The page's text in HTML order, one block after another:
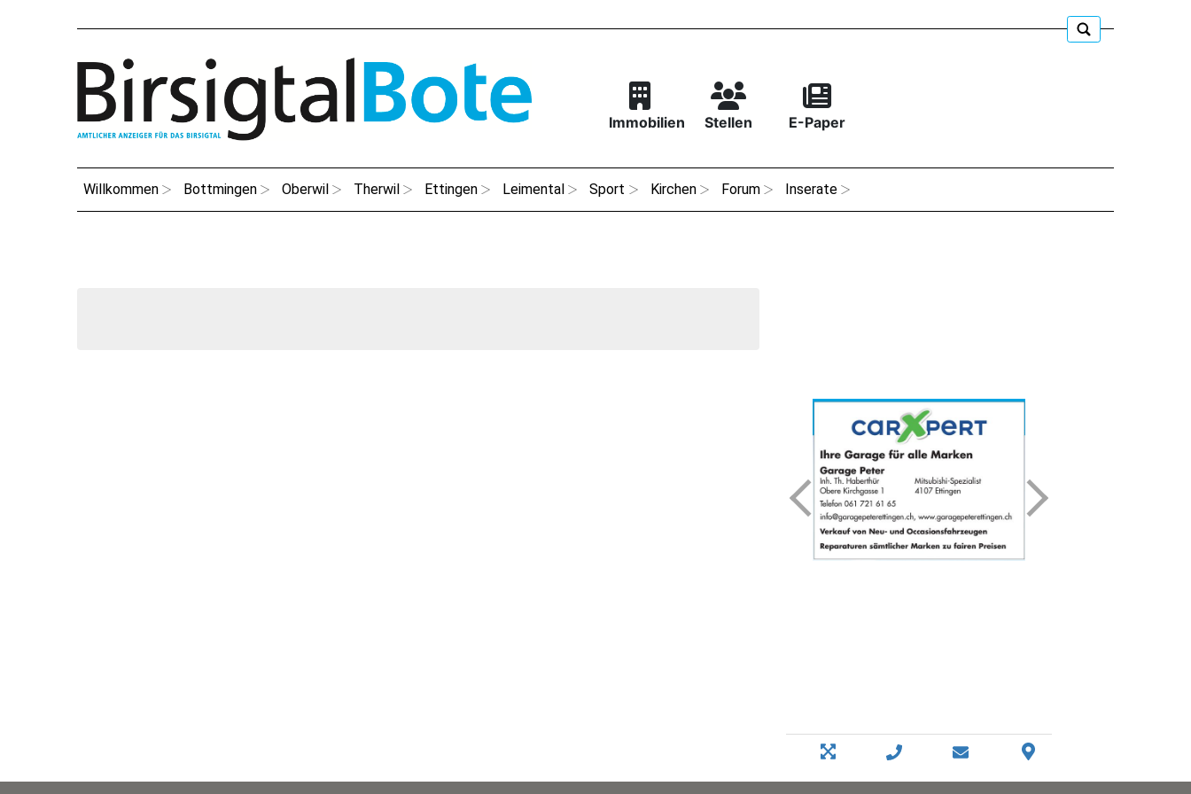
Immobilien Stellen E-Paper
Willkommen Bottmingen Oberwil Therwil Ettingen Leimental Sport Kirchen Forum Inserate